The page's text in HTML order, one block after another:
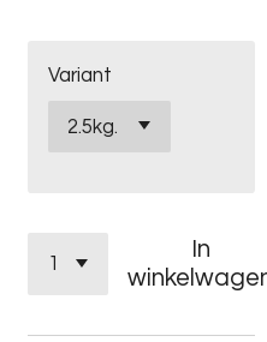
Variant
In